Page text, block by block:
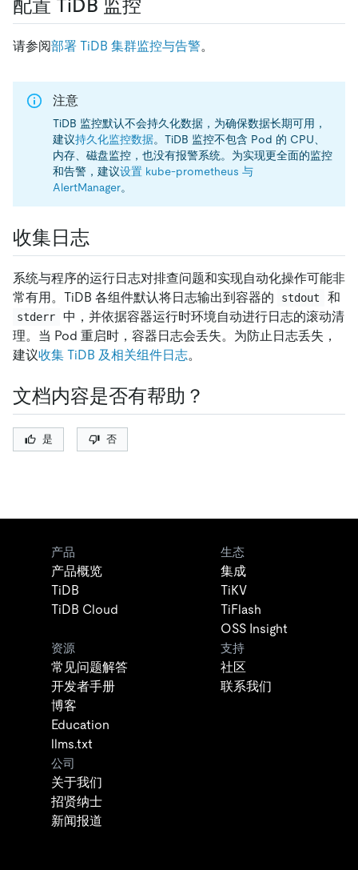
配置 TiDB 监控
请参阅部署 TiDB 集群监控与告警。
注意
TiDB 监控默认不会持久化数据，为确保数据长期可用，
建议持久化监控数据。TiDB 监控不包含 Pod 的 CPU、
内存、磁盘监控，也没有报警系统。为实现更全面的监控
和告警，建议设置 kube-prometheus 与
AlertManager。
收集日志
系统与程序的运行日志对排查问题和实现自动化操作可能非
常有用。TiDB 各组件默认将日志输出到容器的
stdout 和
stderr
中，并依据容器运行时环境自动进行日志的滚动清
理。当 Pod 重启时，容器日志会丢失。为防止日志丢失，
建议收集 TiDB 及相关组件日志。
文档内容是否有帮助？
是 否
产品
产品概览
TiDB
TiDB Cloud
生态
集成
TiKV
TiFlash
OSS Insight
资源
常见问题解答
开发者手册
博客
Education
llms.txt
支持
社区
联系我们
公司
关于我们
招贤纳士
新闻报道